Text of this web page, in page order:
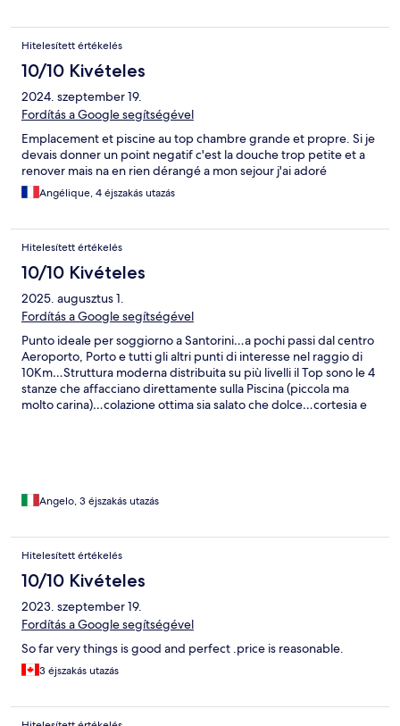
Hitelesített értékelés
10/10 Kivételes
2024. szeptember 19.
Fordítás a Google segítségével
Emplacement et piscine au top chambre grande et propre. Si je
devais donner un point negatif c'est la douche trop petite et a
renover mais na en rien dérangé a mon sejour j'ai adoré
Angélique, 4 éjszakás utazás
Hitelesített értékelés
10/10 Kivételes
2025. augusztus 1.
Fordítás a Google segítségével
Punto ideale per soggiorno a Santorini…a pochi passi dal centro
Aeroporto, Porto e tutti gli altri punti di interesse nel raggio di
10Km…Struttura moderna distribuita su più livelli il Top sono le 4
stanze che affacciano direttamente sulla Piscina (piccola ma
molto carina)…colazione ottima sia salato che dolce…cortesia e
consigliata!
Angelo, 3 éjszakás utazás
Hitelesített értékelés
10/10 Kivételes
2023. szeptember 19.
Fordítás a Google segítségével
So far very things is good and perfect .price is reasonable.
3 éjszakás utazás